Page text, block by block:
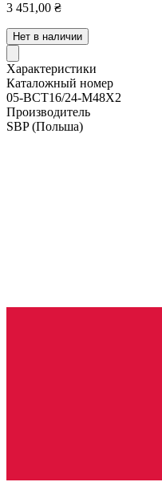
3 451,00 ₴
Нет в наличии
Характеристики
Каталожный номер
05-BCT16/24-M48X2
Производитель
SBP(Польша)